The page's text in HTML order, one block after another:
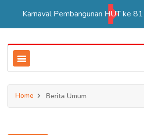
Home Berita Umum